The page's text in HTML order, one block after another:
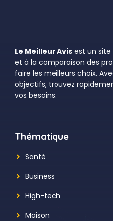
Le Meilleur Avis est un site
et à la comparaison des
faire les meilleurs choix.
objectifs, trouvez
vos besoins.
Thématique
Santé
Business
High-tech
Maison